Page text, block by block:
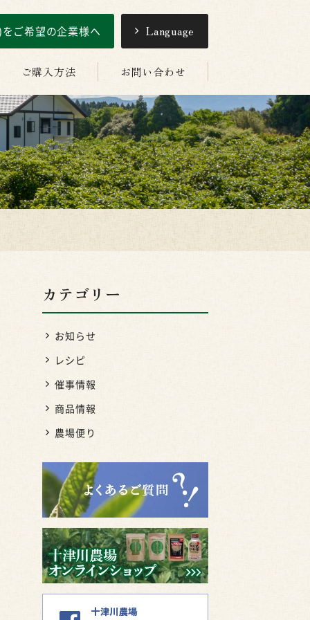
ご希望の企業様へ Language
ご購入方法 お問い合わせ
カテゴリー
お知らせ
レシピ
催事情報
商品情報
農場便り